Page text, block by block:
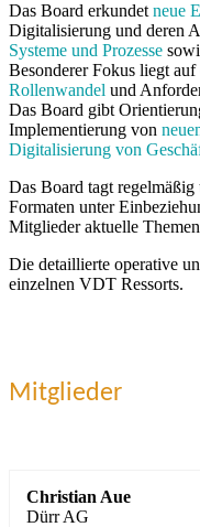
Das Board erkundet neue
Digitalisierung und deren
Systeme und Prozesse
Besonderer Fokus liegt
Rollenwandel und
Das Board gibt
Implementierung von
Digitalisierung von
Das Board tagt
Formaten unter
Mitglieder aktuelle Themen
Die detaillierte operative
einzelnen VDT Ressorts.
Mitglieder
Christian Aue
Dürr AG